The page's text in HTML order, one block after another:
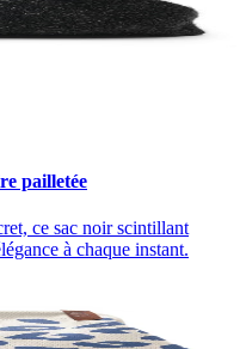
pailletée
ce sac noir scintillant
à chaque instant.